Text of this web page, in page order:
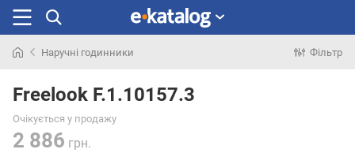
раніше
Наручні годинники Фільтр
Freelook F.1.10157.3
Очікується у продажу
2 886 грн.